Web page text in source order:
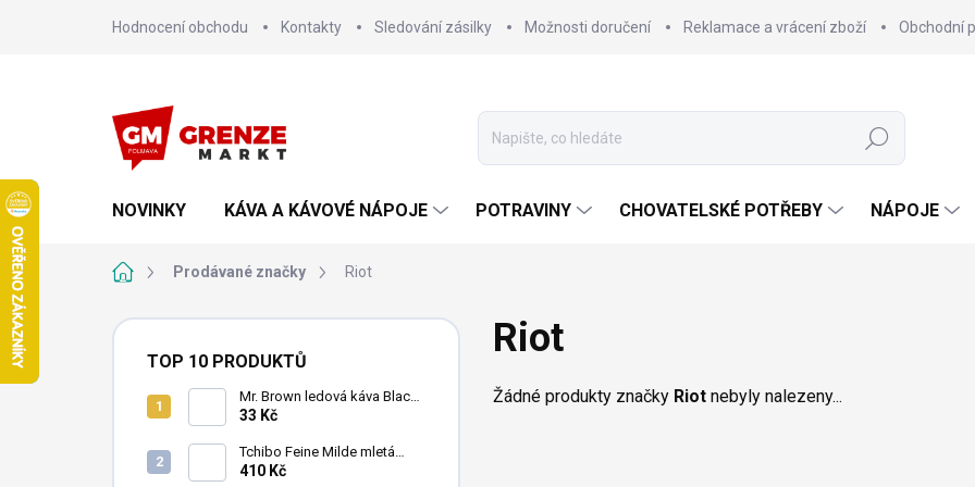
Hodnocení obchodu Kontakty Sledování zásilky Možnosti doručení Reklamace a vrácení zboží Obchodní
Hledat
NOVINKY KÁVA A KÁVOVÉ NÁPOJE POTRAVINY CHOVATELSKÉ POTŘEBY NÁPOJE
DomůProdávané značky Riot
P
TOP 10 PRODUKTŮ
Mr. Brown ledová káva Black
240 ml
33 Kč
Tchibo Feine Milde mletá
káva 4x250g
410 Kč
Riot
Žádné produkty značky Riot nebyly nalezeny...